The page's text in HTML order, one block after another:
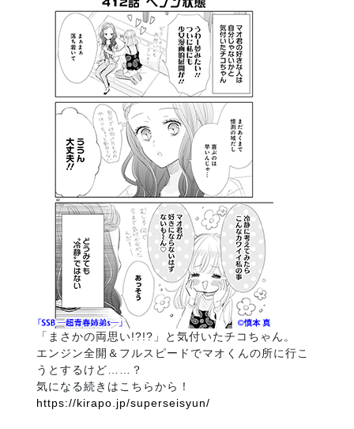
「まさかの両思い!?!?」と気付いたチコちゃん。
エンジン全開＆フルスピードでマオくんの所に行こ
うとするけど……？
気になる続きはこちらから！
https://kirapo.jp/superseisyun/